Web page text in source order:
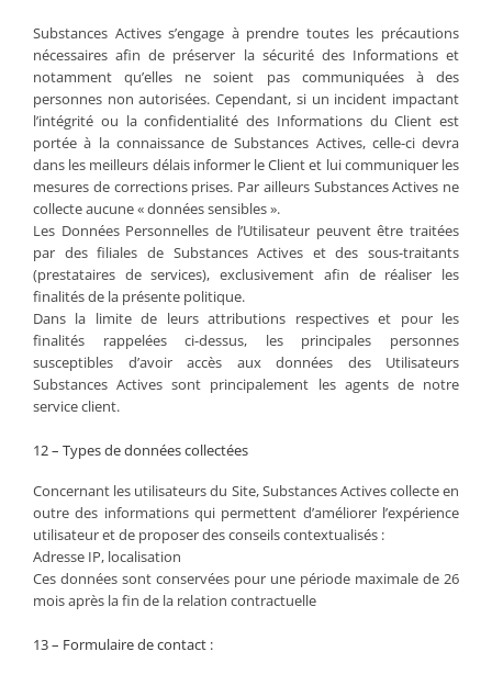
Substances Actives s’engage à prendre toutes les précautions
nécessaires afin de préserver la sécurité des Informations et
notamment qu’elles ne soient pas communiquées à des
personnes non autorisées. Cependant, si un incident impactant
l’intégrité ou la confidentialité des Informations du Client est
portée à la connaissance de Substances Actives, celle-ci devra
dans les meilleurs délais informer le Client et lui communiquer les
mesures de corrections prises. Par ailleurs Substances Actives ne
collecte aucune « données sensibles ».
Les Données Personnelles de l’Utilisateur peuvent être traitées
par des filiales de Substances Actives et des sous-traitants
(prestataires de services), exclusivement afin de réaliser les
finalités de la présente politique.
Dans la limite de leurs attributions respectives et pour les
finalités rappelées ci-dessus, les principales personnes
susceptibles d’avoir accès aux données des Utilisateurs
Substances Actives sont principalement les agents de notre
service client.
12 – Types de données collectées
Concernant les utilisateurs du Site, Substances Actives collecte en
outre des informations qui permettent d’améliorer l’expérience
utilisateur et de proposer des conseils contextualisés :
Adresse IP, localisation
Ces données sont conservées pour une période maximale de 26
mois après la fin de la relation contractuelle
13 – Formulaire de contact :